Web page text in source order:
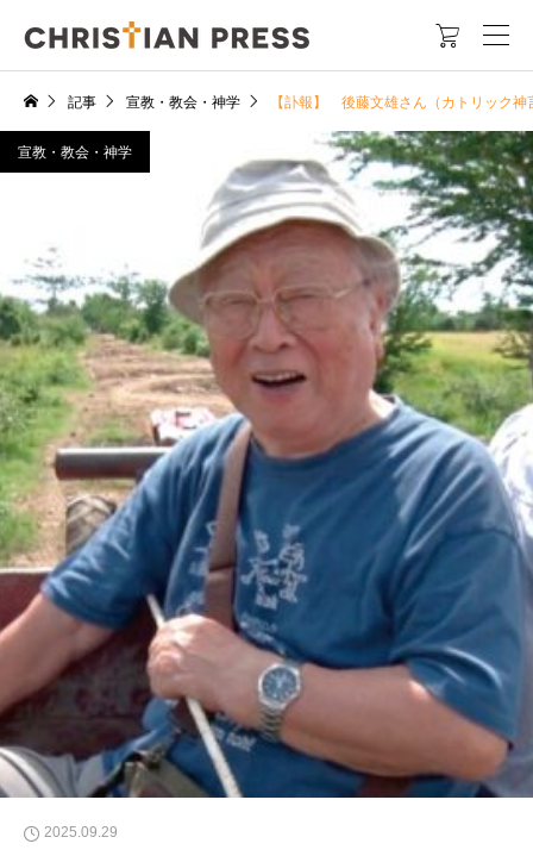

記事 宣教・教会・神学 【訃報】 後藤文雄さん（カトリック神
宣教・教会・神学
2025.09.29